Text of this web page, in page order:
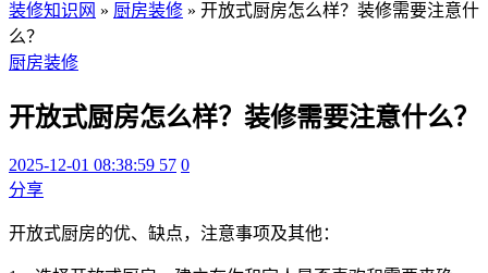
装修知识网 » 厨房装修 » 开放式厨房怎么样？装修需要注意什
么？
厨房装修
开放式厨房怎么样？装修需要注意什么？
2025-12-01 08:38:59 57 0
分享
开放式厨房的优、缺点，注意事项及其他：